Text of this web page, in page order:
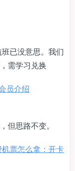
已没意思。我们
需学习兑换
员介绍
但思路不变。
票怎么拿：开卡